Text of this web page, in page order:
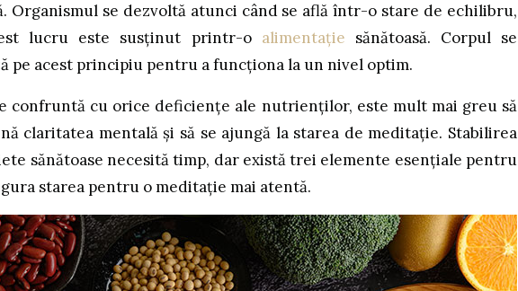
Organismul se dezvoltă atunci când se află într-o stare de echilibru,
lucru este susținut printr-o alimentație sănătoasă. Corpul se
pe acest principiu pentru a funcționa la un nivel optim.
confruntă cu orice deficiențe ale nutrienților, este mult mai greu să
claritatea mentală și să se ajungă la starea de meditație. Stabilirea
sănătoase necesită timp, dar există trei elemente esențiale pentru
starea pentru o meditație mai atentă.